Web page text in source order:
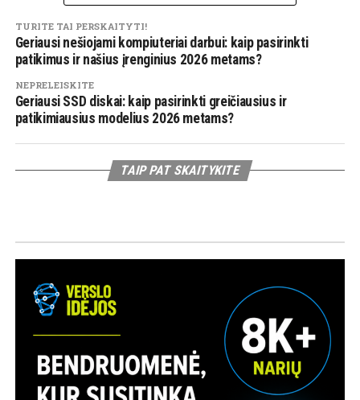
TURITE TAI PERSKAITYTI!
Geriausi nešiojami kompiuteriai darbui: kaip pasirinkti
patikimus ir našius įrenginius 2026 metams?
NEPRELEISKITE
Geriausi SSD diskai: kaip pasirinkti greičiausius ir
patikimiausius modelius 2026 metams?
TAIP PAT SKAITYKITE